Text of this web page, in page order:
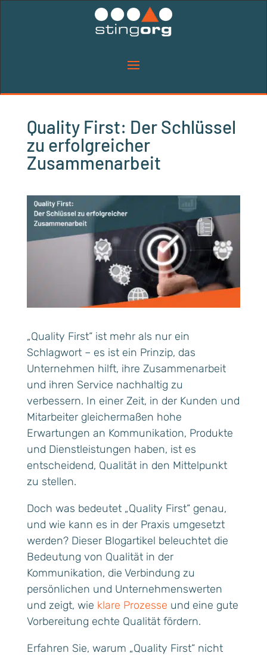
Quality First: Der Schlüssel
zu erfolgreicher
Zusammenarbeit
„Quality First“ ist mehr als nur ein
Schlagwort – es ist ein Prinzip, das
Unternehmen hilft, ihre Zusammenarbeit
und ihren Service nachhaltig zu
verbessern. In einer Zeit, in der Kunden und
Mitarbeiter gleichermaßen hohe
Erwartungen an Kommunikation, Produkte
und Dienstleistungen haben, ist es
entscheidend, Qualität in den Mittelpunkt
zu stellen.
Doch was bedeutet „Quality First“ genau,
und wie kann es in der Praxis umgesetzt
werden? Dieser Blogartikel beleuchtet die
Bedeutung von Qualität in der
Kommunikation, die Verbindung zu
persönlichen und Unternehmenswerten
und zeigt, wie klare Prozesse und eine gute
Vorbereitung echte Qualität fördern.
Erfahren Sie, warum „Quality First“ nicht